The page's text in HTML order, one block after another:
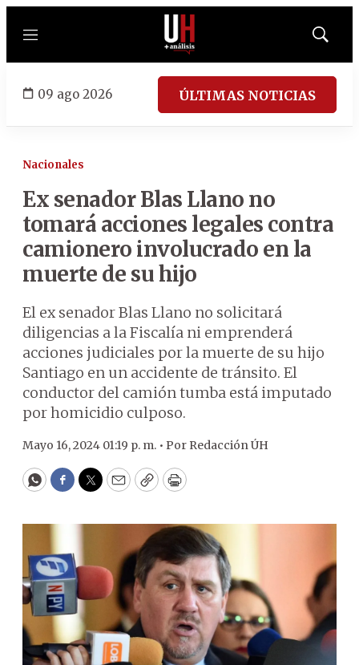
Menú
Mostrar
09 ago 2026 ÚLTIMAS NOTICIAS
Nacionales
Ex senador Blas Llano no
tomará acciones legales contra
camionero involucrado en la
muerte de su hijo
El ex senador Blas Llano no solicitará
diligencias a la Fiscalía ni emprenderá
acciones judiciales por la muerte de su hijo
Santiago en un accidente de tránsito. El
conductor del camión tumba está imputado
por homicidio culposo.
Mayo 16, 2024 01:19 p. m. • Por Redacción ÚH
WhatsApp
Facebook
Twitter
EmailCopyPrint